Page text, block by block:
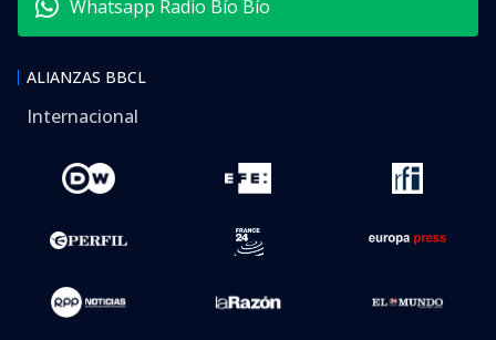
Whatsapp Radio Bío Bío
ALIANZAS BBCL
Internacional